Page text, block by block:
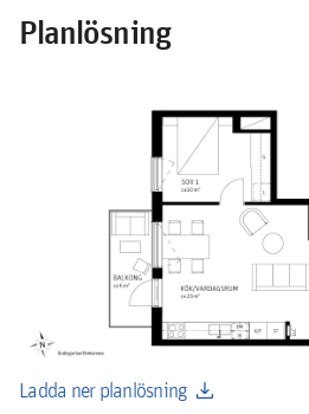
Planlösning
Ladda ner planlösning download